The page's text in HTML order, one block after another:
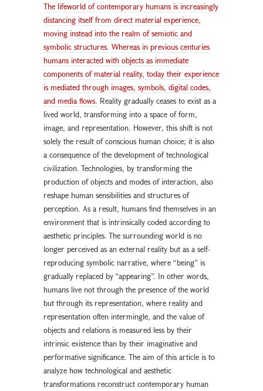
The lifeworld of contemporary humans is increasingly
distancing itself from direct material experience,
moving instead into the realm of semiotic and
symbolic structures. Whereas in previous centuries
humans interacted with objects as immediate
components of material reality, today their experience
is mediated through images, symbols, digital codes,
and media flows. Reality gradually ceases to exist as a
lived world, transforming into a space of form,
image, and representation. However, this shift is not
solely the result of conscious human choice; it is also
a consequence of the development of technological
civilization. Technologies, by transforming the
production of objects and modes of interaction, also
reshape human sensibilities and structures of
perception. As a result, humans find themselves in an
environment that is intrinsically coded according to
aesthetic principles. The surrounding world is no
longer perceived as an external reality but as a self-
reproducing symbolic narrative, where “being” is
gradually replaced by “appearing”. In other words,
humans live not through the presence of the world
but through its representation, where reality and
representation often intermingle, and the value of
objects and relations is measured less by their
intrinsic existence than by their imaginative and
performative significance. The aim of this article is to
analyze how technological and aesthetic
transformations reconstruct contemporary human